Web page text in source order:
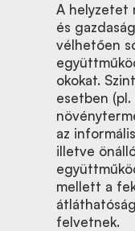
A helyzetet
és
vélhetően
okokat.
esetben
az
illetve
mellett a
felvetnek.